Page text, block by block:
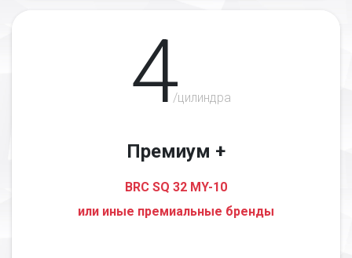
4/цилиндра
Премиум +
BRC SQ 32 MY-10
или иные премиальные бренды